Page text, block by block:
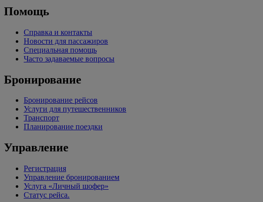
Помощь
Справка и контакты
Новости для пассажиров
Специальная помощь
Часто задаваемые вопросы
Бронирование
Бронирование рейсов
Услуги для путешественников
Транспорт
Планирование поездки
Управление
Регистрация
Управление бронированием
Услуга «Личный шофер»
Статус рейса.